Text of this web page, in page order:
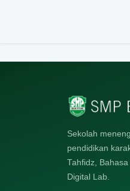
Sekolah
pendidikan
Tahfidz,
Digital Lab.